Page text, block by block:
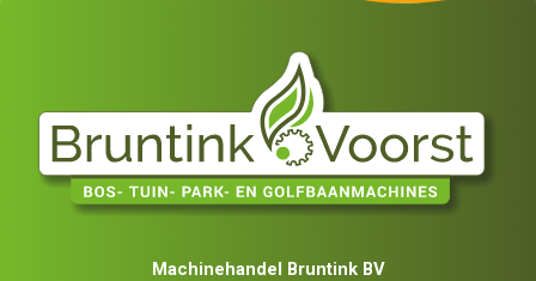
Machinehandel Bruntink BV